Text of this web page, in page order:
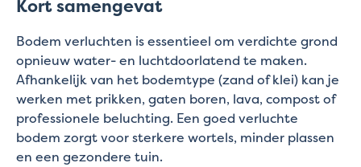
Kort samengevat
Bodem verluchten is essentieel om verdichte grond
opnieuw water- en luchtdoorlatend te maken.
Afhankelijk van het bodemtype (zand of klei) kan je
werken met prikken, gaten boren, lava, compost of
professionele beluchting. Een goed verluchte
bodem zorgt voor sterkere wortels, minder plassen
en een gezondere tuin.